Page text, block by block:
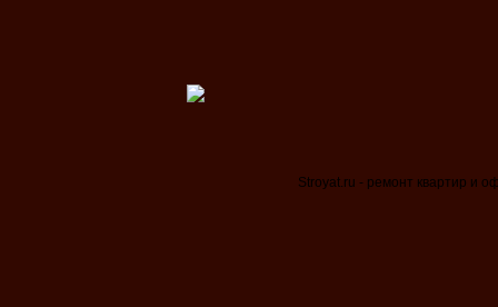
Stroyat.ru - ремонт квартир и